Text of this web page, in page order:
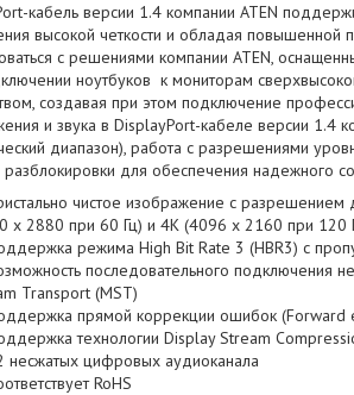
кабель версии 1.4 компании ATEN
высокой четкости и обладая повышенной
с решениями компании ATEN,
ноутбуков к мониторам
создавая при этом подключение
и звука в DisplayPort-кабеле версии 1.4
диапазон), работа с разрешениями
разблокировки для обеспечения надежного
чистое изображение с
x 2880 при 60 Гц) и 4K (4096 x 2160 при 120
режима High Bit Rate 3 (HBR3) с
последовательного подключения
Transport (MST)
прямой коррекции ошибок (Forward
технологии Display Stream
несжатых цифровых аудиоканала
RoHS